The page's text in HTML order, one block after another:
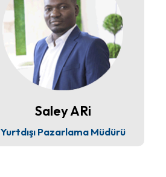
Saley ARi
Yurtdışı Pazarlama Müdürü